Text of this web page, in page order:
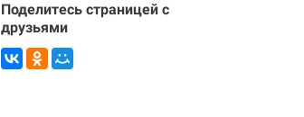
Поделитесь страницей с
друзьями